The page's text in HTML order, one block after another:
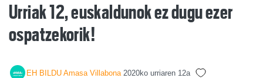
Urriak 12, euskaldunok ez dugu ezer
ospatzekorik!
EH BILDU Amasa Villabona 2020ko urriaren 12a